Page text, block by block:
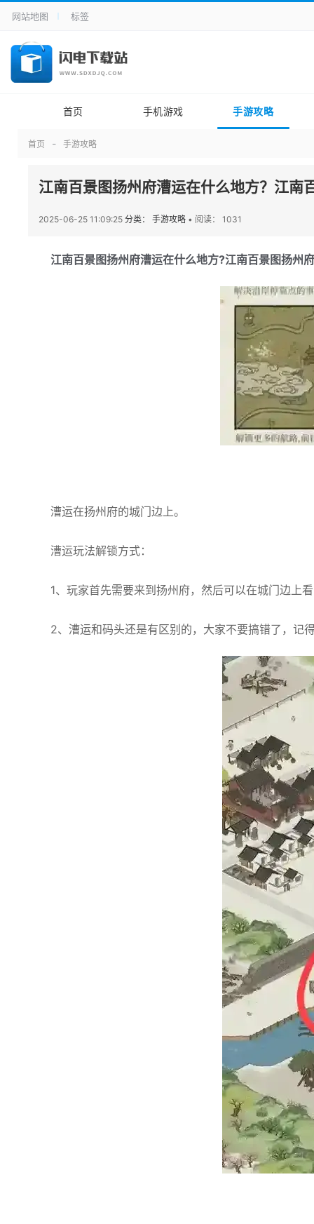
网站地图 标签
首页 手机游戏 手游攻略
首页 手游攻略
江南百景图扬州府漕运在什么地方？江南
2025-06-25 11:09:25 分类： 手游攻略 • 阅读： 1031
江南百景图扬州府漕运在什么地方?江南百景图扬州
漕运在扬州府的城门边上。
漕运玩法解锁方式：
1、玩家首先需要来到扬州府，然后可以在城门边上
2、漕运和码头还是有区别的，大家不要搞错了，记